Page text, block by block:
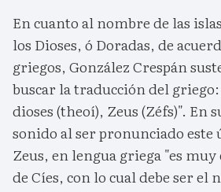
En cuanto al nombre de las
los Dioses, ó Doradas, de
griegos, González Crespán
buscar la traducción del griego:
dioses (theoí), Zeus (Zéfs)". En
sonido al ser pronunciado
Zeus, en lengua griega "es
de Cíes, con lo cual debe ser el